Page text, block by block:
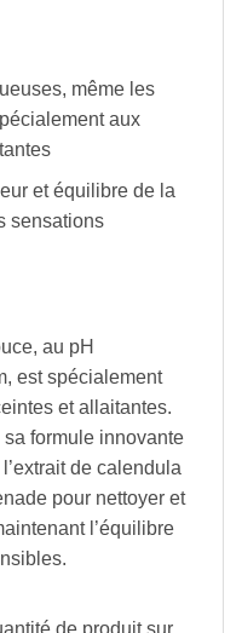
même les
aux
et équilibre de la
sensations
au pH
est spécialement
et allaitantes.
formule innovante
de calendula
pour nettoyer et
l’équilibre